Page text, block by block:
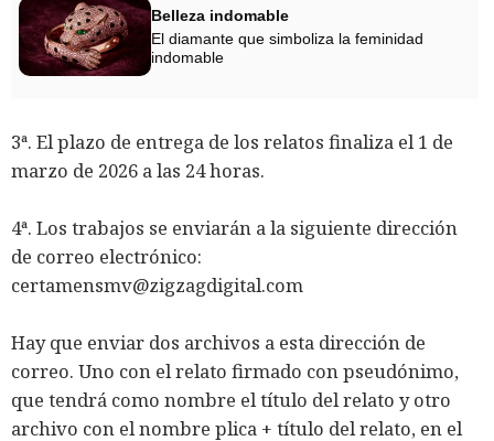
Belleza indomable
El diamante que simboliza la feminidad
indomable
3ª. El plazo de entrega de los relatos finaliza el 1 de
marzo de 2026 a las 24 horas.
4ª. Los trabajos se enviarán a la siguiente dirección
de correo electrónico:
certamensmv@zigzagdigital.com
Hay que enviar dos archivos a esta dirección de
correo. Uno con el relato firmado con pseudónimo,
que tendrá como nombre el título del relato y otro
archivo con el nombre plica + título del relato, en el